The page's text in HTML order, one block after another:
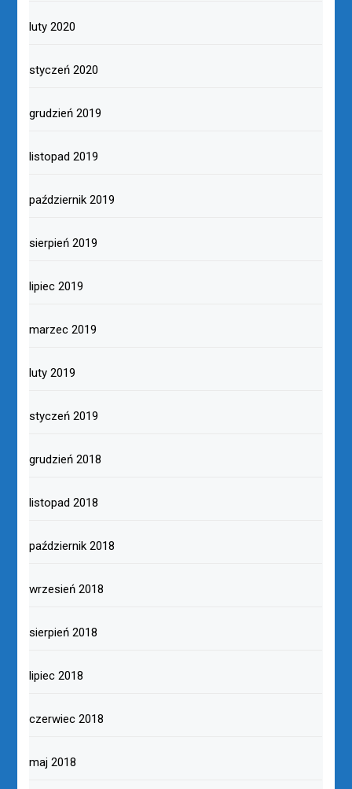
luty 2020
styczeń 2020
grudzień 2019
listopad 2019
październik 2019
sierpień 2019
lipiec 2019
marzec 2019
luty 2019
styczeń 2019
grudzień 2018
listopad 2018
październik 2018
wrzesień 2018
sierpień 2018
lipiec 2018
czerwiec 2018
maj 2018